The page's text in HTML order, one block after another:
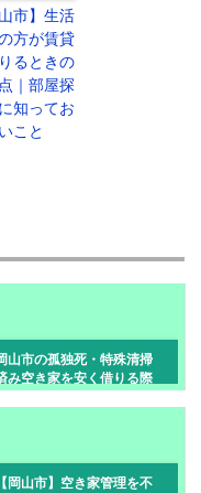
山市】生活
方が賃貸
るときの
｜部屋探
知ってお
こと
山市の孤独死・特殊清掃
み空き家を安く借りる際
【岡山市】空き家管理を不